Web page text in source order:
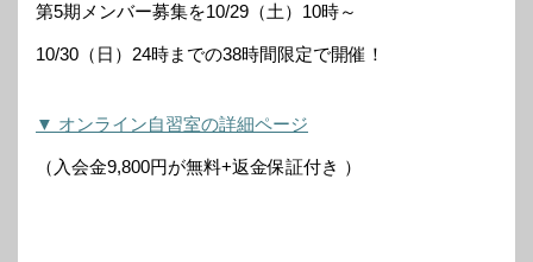
第5期メンバー募集を10/29（土）10時～
10/30（日）24時までの38時間限定で開催！
▼ オンライン自習室の詳細ページ
（入会金9,800円が無料+返金保証付き ）